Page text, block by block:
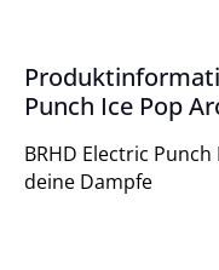
Punch Ice Pop
BRHD Electric
deine Dampfe